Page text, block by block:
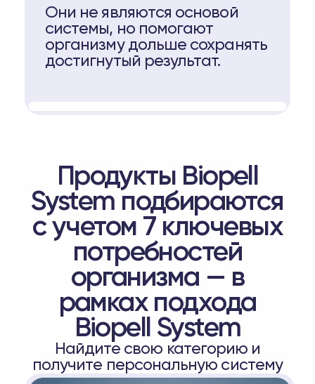
Они не являются основой
системы, но помогают
организму дольше сохранять
достигнутый результат.
Продукты Biopell
System подбираются
с учетом 7 ключевых
потребностей
организма — в
рамках подхода
Biopell System
Найдите свою категорию и
получите персональную систему